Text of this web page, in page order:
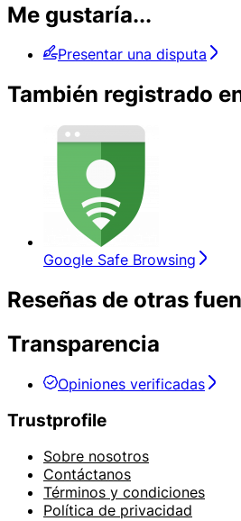
Me gustaría...
Presentar una disputa
También registrado
Google Safe Browsing
Reseñas de otras
Transparencia
Opiniones verificadas
Trustprofile
Sobre nosotros
Contáctanos
Términos y condiciones
Política de privacidad